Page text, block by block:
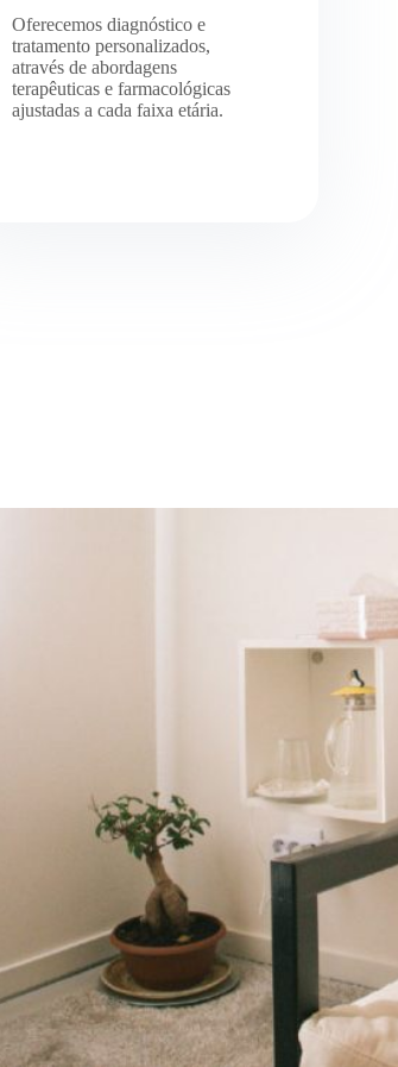
Oferecemos diagnóstico e
tratamento personalizados,
através de abordagens
terapêuticas e farmacológicas
ajustadas a cada faixa etária.